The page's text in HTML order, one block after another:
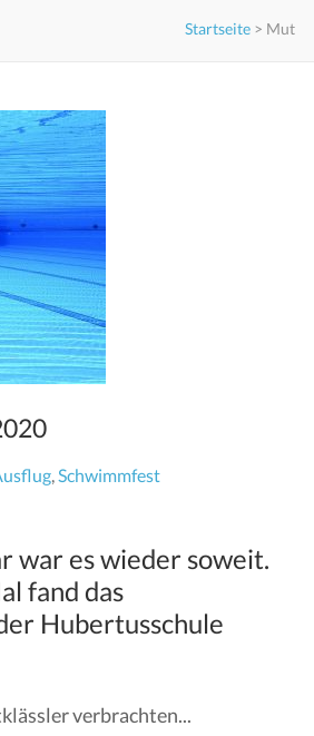
Startseite > Mut
,Schwimmfest
war es wieder soweit.
fand das
Hubertusschule
verbrachten...